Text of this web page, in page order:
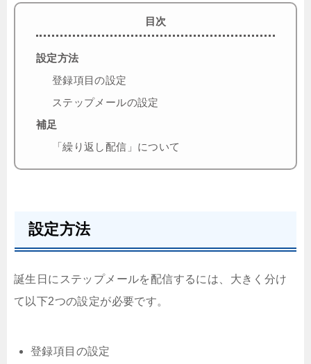
目次
設定方法
登録項目の設定
ステップメールの設定
補足
「繰り返し配信」について
設定方法
誕生日にステップメールを配信するには、大きく分け
て以下2つの設定が必要です。
登録項目の設定